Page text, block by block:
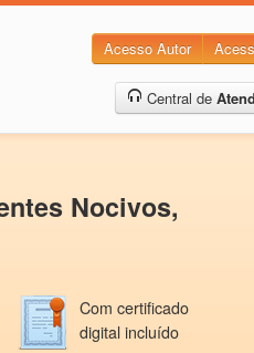
Acesso Autor
Central de
Nocivos,
Com certificado
digital incluído